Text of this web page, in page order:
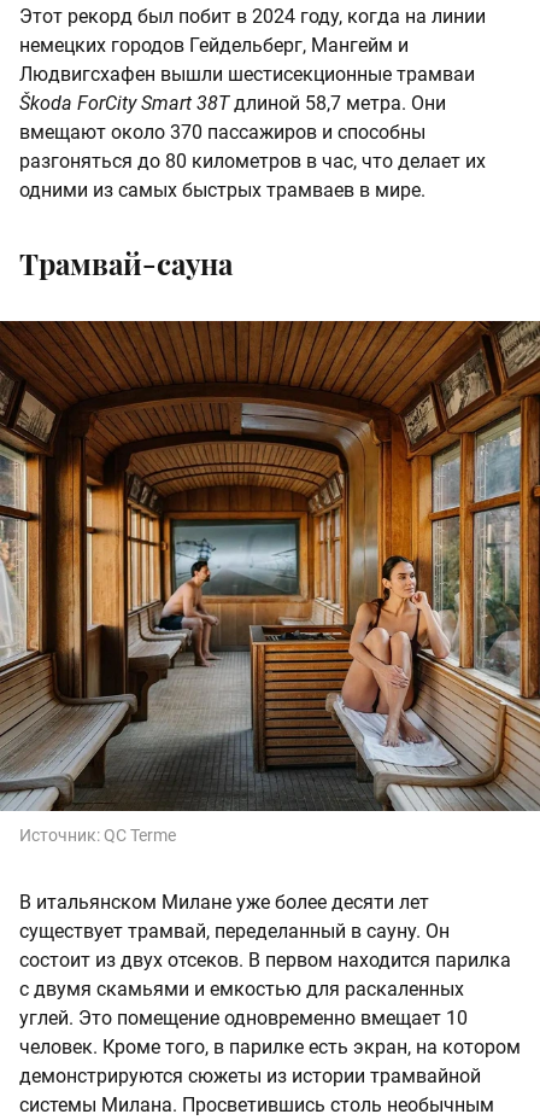
Этот рекорд был побит в 2024 году, когда на линии
немецких городов Гейдельберг, Мангейм и
Людвигсхафен вышли шестисекционные трамваи
Škoda ForCity Smart 38Tдлиной 58,7 метра. Они
вмещают около 370 пассажиров и способны
разгоняться до 80 километров в час, что делает их
одними из самых быстрых трамваев в мире.
Трамвай-сауна
Источник:QC Terme
В итальянском Милане уже более десяти лет
существует трамвай, переделанный в сауну. Он
состоит из двух отсеков. В первом находится парилка
с двумя скамьями и емкостью для раскаленных
углей. Это помещение одновременно вмещает 10
человек. Кроме того, в парилке есть экран, на котором
демонстрируются сюжеты из истории трамвайной
системы Милана. Просветившись столь необычным